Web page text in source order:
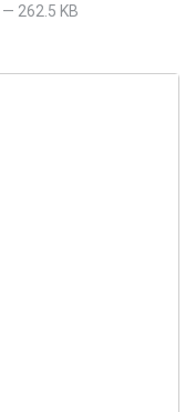
— 262.5 KB